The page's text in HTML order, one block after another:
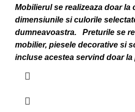
Mobilierul se realizeaza doar la
dimensiunile si culorile
dumneavoastra.
Preturile se
mobilier, piesele decorative si
incluse acestea servind doar la